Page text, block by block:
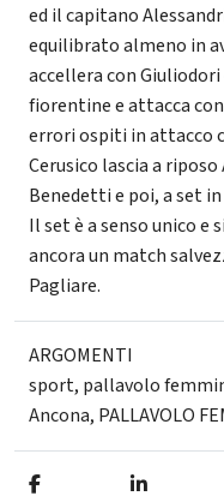
ed il capitano
equilibrato almeno in
accellera con
fiorentine e attacca
errori ospiti in attacco
Cerusico lascia a
Benedetti e poi, a set
Il set è a senso unico e
ancora un match
Pagliare.
ARGOMENTI
sport, pallavolo
Ancona, PALLAVOLO